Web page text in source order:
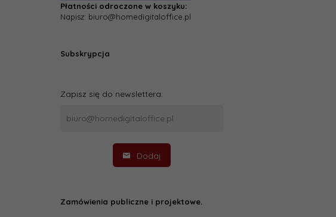
Płatności odroczone w koszyku:
Napisz: biuro@homedigitaloffice.pl
Subskrypcja
Zapisz się do newslettera:
Dodaj
Zamówienia publiczne i projektowe.